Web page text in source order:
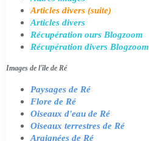
Articles divers (suite)
Articles divers
Récupération ours Blogzoom
Récupération divers Blogzoom
Images de l'île de Ré
Paysages de Ré
Flore de Ré
Oiseaux d'eau de Ré
Oiseaux terrestres de Ré
Araignées de Ré